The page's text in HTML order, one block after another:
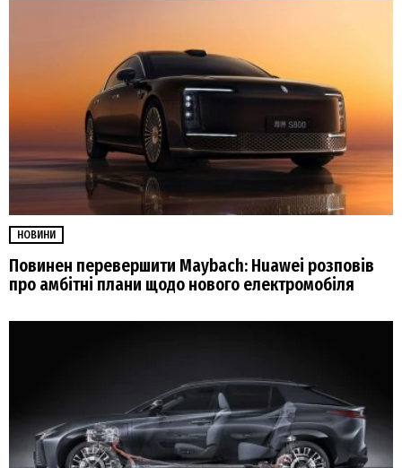
НОВИНИ
Повинен перевершити Maybach: Huawei розповів
про амбітні плани щодо нового електромобіля